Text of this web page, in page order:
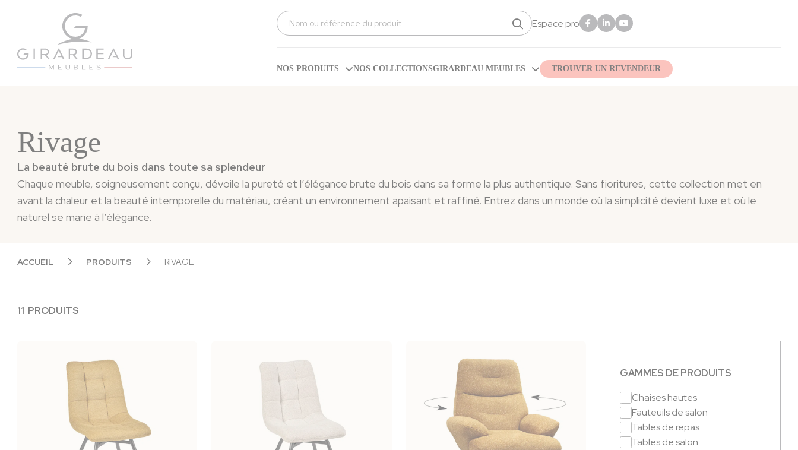
Search
for:
Espace pro
NOS PRODUITS NOS COLLECTIONSGIRARDEAU MEUBLES TROUVER UN REVENDEUR
Rivage
La beauté brute du bois dans toute sa splendeur
Chaque meuble, soigneusement conçu, dévoile la pureté et l’élégance brute du bois dans sa forme la plus authentique. Sans fioritures, cette collection met en
avant la chaleur et la beauté intemporelle du matériau, créant un environnement apaisant et raffiné. Entrez dans un monde où la simplicité devient luxe et où le
naturel se marie à l’élégance.
ACCUEIL PRODUITS RIVAGE
11 PRODUITS
GAMMES DE PRODUITS
Chaises hautes
Fauteuils de salon
Tables de repas
Tables de salon